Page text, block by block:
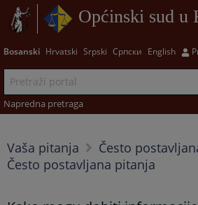
Općinski sud u
Bosanski Hrvatski Srpski Српски English
Napredna pretraga
Vaša pitanja
Često
Često postavljana pitanja